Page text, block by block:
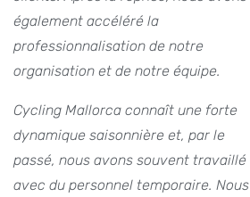
également accéléré la
professionnalisation de notre
organisation et de notre équipe.
Cycling Mallorca connaît une forte
dynamique saisonnière et, par le
passé, nous avons souvent travaillé
avec du personnel temporaire. Nous